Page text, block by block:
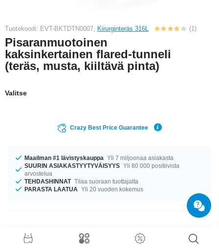
Tuotekoodi: EVT-BKTDTN0007, Kirurginteräs 316L (1)
Pisaranmuotoinen
kaksinkertainen flared-tunneli
(teräs, musta, kiiltävä pinta)
Valitse
Crazy Best Price Guarantee
Maailman #1 lävistyskauppa Yli 7 miljoonaa asiakasta
SUURIN ASIAKASTYYTYVÄISYYS Yli 80 000 positiivista
arvostelua
TEHDASHINNAT Tilaa suoraan tuottajalta
PARASTA LAATUA Yli 20 vuoden kokemus
Tuotetiedot